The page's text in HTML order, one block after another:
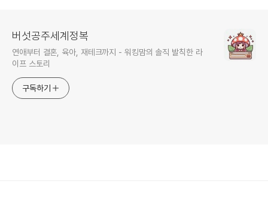
버섯공주세계정복
연애부터 결혼, 육아, 재테크까지 - 워킹맘의 솔직 발칙한 라
이프 스토리
구독하기